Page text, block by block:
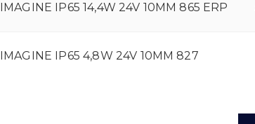
IMAGINE IP65 14,4W 24V 10MM 865 ERP
IMAGINE IP65 4,8W 24V 10MM 827